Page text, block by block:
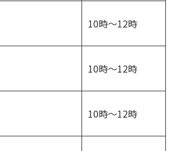
10時～12時
10時～12時
10時～12時